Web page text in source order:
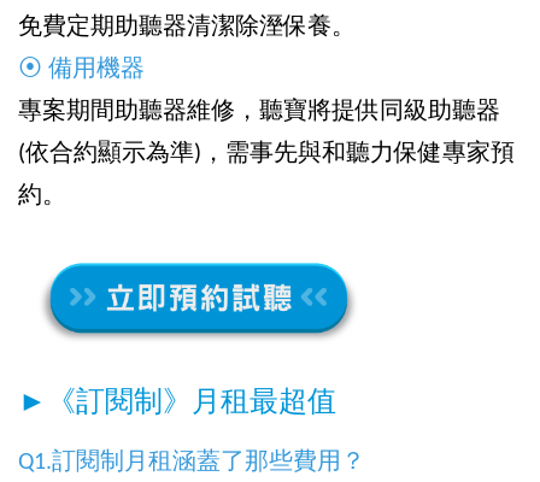
免費定期助聽器清潔除溼保養。
⦿ 備用機器
專案期間助聽器維修，聽寶將提供同級助聽器
(依合約顯示為準)，需事先與和聽力保健專家預
約。
►《訂閱制》月租最超值
Q1.訂閱制月租涵蓋了那些費用？